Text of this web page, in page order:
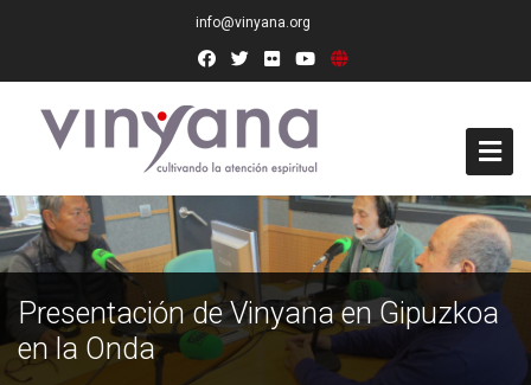
info@vinyana.org
Acceso
Conócenos
Socios Fundadores
Presentación de Vinyana en Gipuzkoa
en la Onda